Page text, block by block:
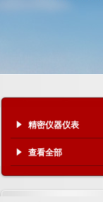
精密仪器仪表
查看全部